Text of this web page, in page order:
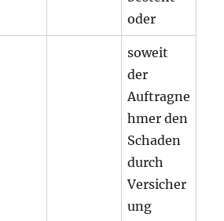
oder
soweit
der
Auftragne
hmer den
Schaden
durch
Versicher
ung